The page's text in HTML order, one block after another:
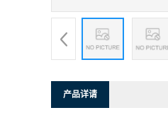
产品详请